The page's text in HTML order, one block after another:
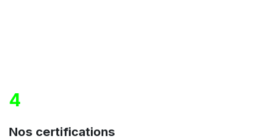
4
Nos certifications